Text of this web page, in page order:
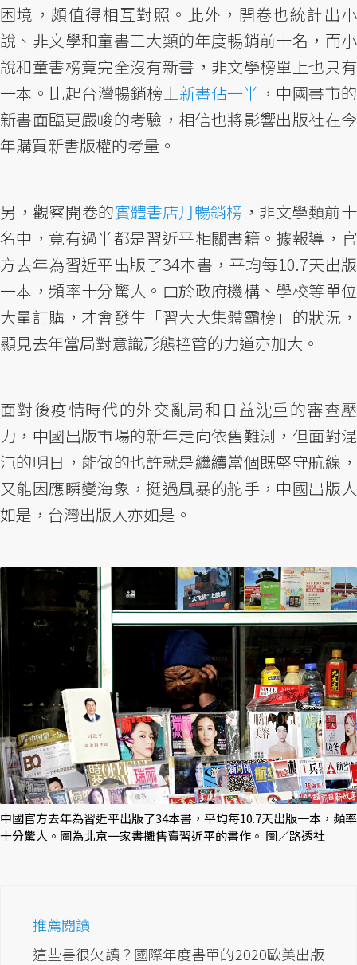
困境，頗值得相互對照。此外，開卷也統計出小
說、非文學和童書三大類的年度暢銷前十名，而小
說和童書榜竟完全沒有新書，非文學榜單上也只有
一本。比起台灣暢銷榜上新書佔一半 ，中國書市的
新書面臨更嚴峻的考驗，相信也將影響出版社在今
年購買新書版權的考量。
另，觀察開卷的實體書店月暢銷榜 ，非文學類前十
名中，竟有過半都是習近平相關書籍。據報導，官
方去年為習近平出版了34本書，平均每10.7天出版
一本，頻率十分驚人。由於政府機構、學校等單位
大量訂購，才會發生「習大大集體霸榜」的狀況，
顯見去年當局對意識形態控管的力道亦加大。
面對後疫情時代的外交亂局和日益沈重的審查壓
力，中國出版市場的新年走向依舊難測，但面對混
沌的明日，能做的也許就是繼續當個既堅守航線，
又能因應瞬變海象，挺過風暴的舵手，中國出版人
如是，台灣出版人亦如是。
中國官方去年為習近平出版了34本書，平均每10.7天出版一本，頻率
十分驚人。圖為北京一家書攤售賣習近平的書作。 圖／路透社
推薦閱讀
這些書很欠讀？國際年度書單的2020歐美出版